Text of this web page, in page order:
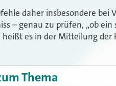
daher insbesondere bei
– genau zu prüfen, „ob
heißt es in der Mitteilung der
Thema